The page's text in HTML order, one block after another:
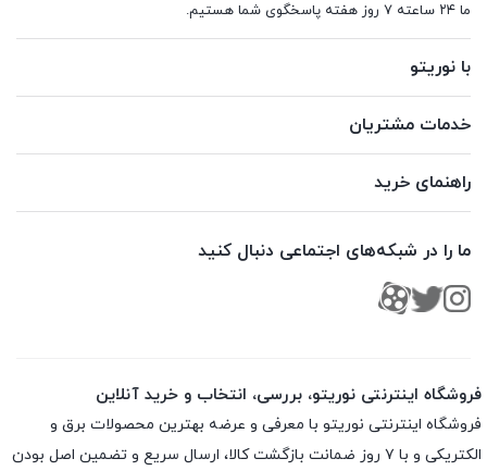
ما ۲۴ ساعته ۷ روز هفته پاسخگوی شما هستیم.
با نوریتو
خدمات مشتریان
راهنمای خرید
ما را در شبکه‌های اجتماعی دنبال کنید
فروشگاه اینترنتی نوریتو، بررسی، انتخاب و خرید آنلاین
فروشگاه اینترنتی نوریتو با معرفی و عرضه بهترین محصولات برق و
الکتریکی و با ۷ روز ضمانت بازگشت کالا، ارسال سریع و تضمین اصل بودن